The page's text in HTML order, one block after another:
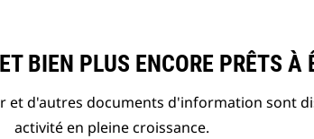
BIEN PLUS ENCORE PRÊTS À
et d'autres documents d'information sont
activité en pleine croissance.